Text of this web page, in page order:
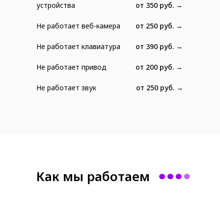
устройства
от 350 руб. →
Не работает веб-камера от 250 руб. →
Не работает клавиатура от 390 руб. →
Не работает привод от 200 руб. →
Не работает звук от 250 руб. →
Как мы работаем